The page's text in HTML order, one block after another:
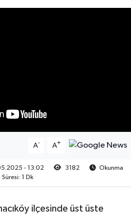
A- A+
- 13:02 3182
Okunma
Süresi: 1 Dk
ilçesinde üst üste